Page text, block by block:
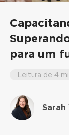
para um
Leitura de 4
Sarah